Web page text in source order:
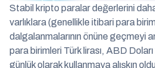
Stabil kripto paralar değerlerini
varlıklara (genellikle itibari para
dalgalanmalarının önüne geçmeyi
para birimleri Türk lirası, ABD
günlük olarak kullanmaya alışkın